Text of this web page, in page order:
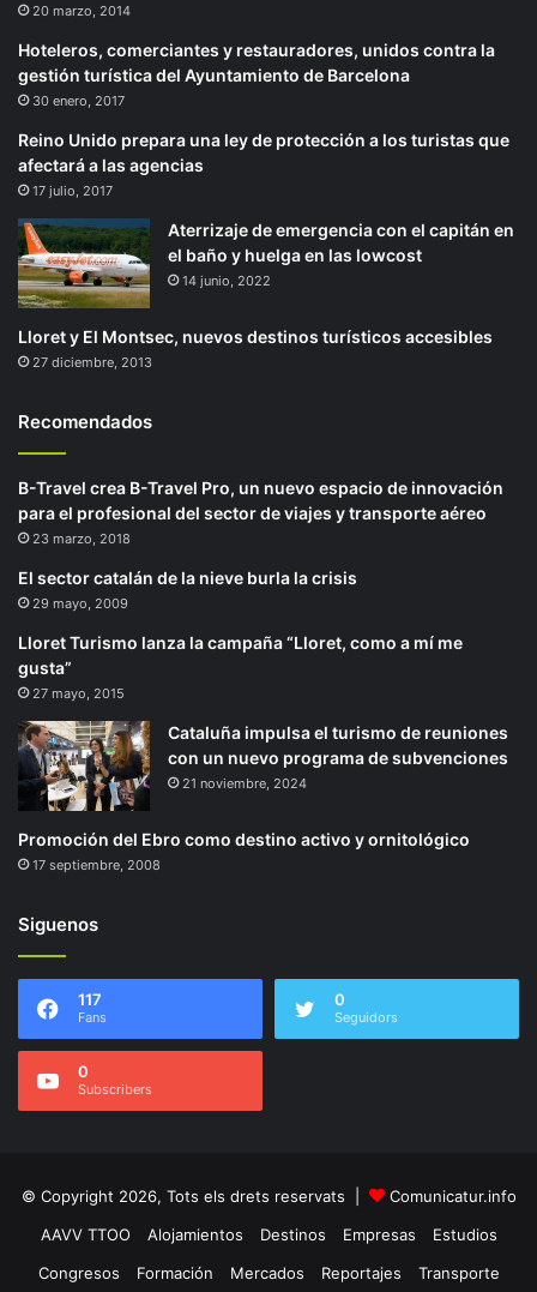
20 marzo, 2014
Hoteleros, comerciantes y restauradores, unidos contra la
gestión turística del Ayuntamiento de Barcelona
30 enero, 2017
Reino Unido prepara una ley de protección a los turistas que
afectará a las agencias
17 julio, 2017
Aterrizaje de emergencia con el capitán en
el baño y huelga en las lowcost
14 junio, 2022
Lloret y El Montsec, nuevos destinos turísticos accesibles
27 diciembre, 2013
Recomendados
B-Travel crea B-Travel Pro, un nuevo espacio de innovación
para el profesional del sector de viajes y transporte aéreo
23 marzo, 2018
El sector catalán de la nieve burla la crisis
29 mayo, 2009
Lloret Turismo lanza la campaña “Lloret, como a mí me
gusta”
27 mayo, 2015
Cataluña impulsa el turismo de reuniones
con un nuevo programa de subvenciones
21 noviembre, 2024
Promoción del Ebro como destino activo y ornitológico
17 septiembre, 2008
Siguenos
117
Fans
0
Seguidors
0
Subscribers
© Copyright 2026, Tots els drets reservats |
Comunicatur.info
AAVV TTOO
Alojamientos Destinos Empresas
Estudios
Congresos
Formación Mercados Reportajes Transporte